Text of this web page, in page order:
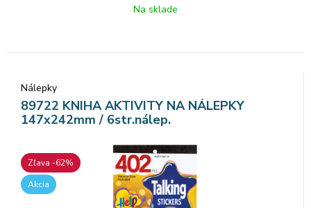
Na sklade
Nálepky
89722 KNIHA AKTIVITY NA NÁLEPKY
147x242mm / 6str.nálep.
Zľava -62%
Akcia